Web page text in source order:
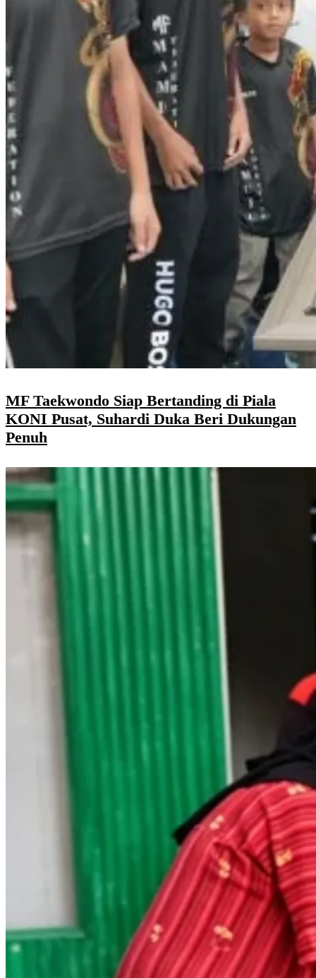
MF Taekwondo Siap Bertanding di Piala
KONI Pusat, Suhardi Duka Beri Dukungan
Penuh